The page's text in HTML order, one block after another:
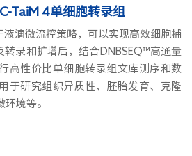
TaiM 4单细胞转录组
液滴微流控策略，可以实现高效细胞捕
转录和扩增后，结合DNBSEQ™高通量
高性价比单细胞转录组文库测序和数
于研究组织异质性、胚胎发育、克隆
境等。